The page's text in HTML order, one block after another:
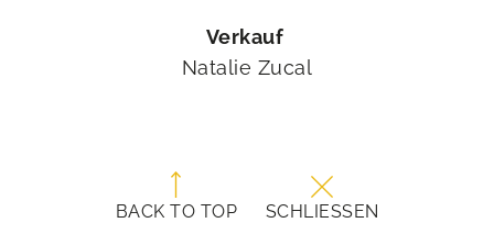
Verkauf
Natalie Zucal
BACK TO TOP SCHLIESSEN